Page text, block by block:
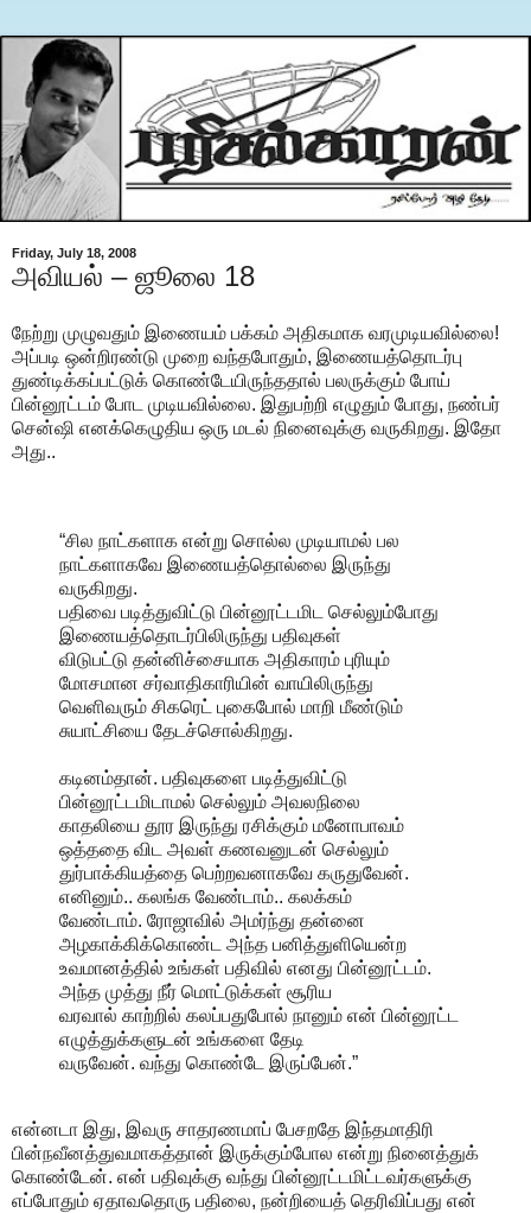
Friday, July 18, 2008
அவியல் – ஜூலை 18
நேற்று முழுவதும் இணையம் பக்கம் அதிகமாக வரமுடியவில்லை!
அப்படி ஒன்றிரண்டு முறை வந்தபோதும், இணையத்தொடர்பு
துண்டிக்கப்பட்டுக் கொண்டேயிருந்ததால் பலருக்கும் போய்
பின்னூட்டம் போட முடியவில்லை. இதுபற்றி எழுதும் போது, நண்பர்
சென்ஷி எனக்கெழுதிய ஒரு மடல் நினைவுக்கு வருகிறது. இதோ
அது..
“சில நாட்களாக என்று சொல்ல முடியாமல் பல
நாட்களாகவே இணையத்தொல்லை இருந்து
வருகிறது.
பதிவை படித்துவிட்டு பின்னூட்டமிட செல்லும்போது
இணையத்தொடர்பிலிருந்து பதிவுகள்
விடுபட்டு தன்னிச்சையாக அதிகாரம் புரியும்
மோசமான சர்வாதிகாரியின் வாயிலிருந்து
வெளிவரும் சிகரெட் புகைபோல் மாறி மீண்டும்
சுயாட்சியை தேடச்சொல்கிறது.
கடினம்தான். பதிவுகளை படித்துவிட்டு
பின்னூட்டமிடாமல் செல்லும் அவலநிலை
காதலியை தூர இருந்து ரசிக்கும் மனோபாவம்
ஒத்ததை விட அவள் கணவனுடன் செல்லும்
துர்பாக்கியத்தை பெற்றவனாகவே கருதுவேன்.
எனினும்.. கலங்க வேண்டாம்.. கலக்கம்
வேண்டாம். ரோஜாவில் அமர்ந்து தன்னை
அழகாக்கிக்கொண்ட அந்த பனித்துளியென்ற
உவமானத்தில்‌ உங்கள் பதிவில் எனது பின்னூட்டம்.
அந்த முத்து நீர் மொட்டுக்கள் சூரிய
வரவால் காற்றில் கலப்பதுபோல் நானும் என் பின்னூட்ட
எழுத்துக்களுடன் உங்களை தேடி
வருவேன். வந்து கொண்டே இருப்பேன்.”
என்னடா இது, இவரு சாதரணமாப் பேசறதே இந்தமாதிரி
பின்நவீனத்துவமாகத்தான் இருக்கும்போல என்று நினைத்துக்
கொண்டேன். என் பதிவுக்கு வந்து பின்னூட்டமிட்டவர்களுக்கு
எப்போதும் ஏதாவதொரு பதிலை, நன்றியைத் தெரிவிப்பது என்